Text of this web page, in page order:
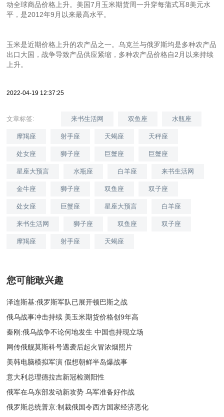
动全球商品价格上升。美国7月玉米期货周一升穿每蒲式耳8美元水
平，是2012年9月以来最高水平。
玉米是近期价格上升的农产品之一。乌克兰与俄罗斯均是多种农产品
出口大国，战争导致产品供应紧缩，多种农产品价格自2月以来持续
上升。
2022-04-19 12:37:25
文章标签: 来书生活网 双鱼座 水瓶座
摩羯座 射手座 天蝎座 天秤座
处女座 狮子座 巨蟹座 巨蟹座
星座大预言 水瓶座 白羊座 来书生活网
金牛座 狮子座 双鱼座 双子座
处女座 巨蟹座 星座大预言 白羊座
来书生活网 狮子座 双鱼座 双子座
摩羯座 射手座 天蝎座
您可能敢兴趣
泽连斯基:俄罗斯军队已展开顿巴斯之战
俄乌战事冲击持续 美玉米期货价格创9年高
秦刚:俄乌战争不论何地发生 中国也持现立场
网传俄舰莫斯科号遇袭后起火冒浓烟照片
美韩电脑模拟军演 假想朝鲜半岛爆战事
意大利总理德拉吉新冠检测阳性
俄军在乌东部发动新攻势 乌军准备好作战
​俄罗斯总统普京:制裁俄国令西方国家经济恶化